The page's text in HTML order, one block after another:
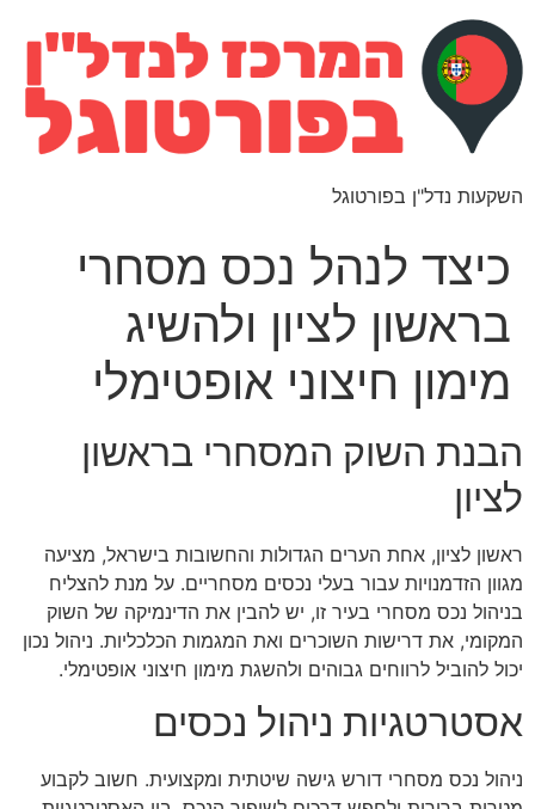
השקעות נדל"ן בפורטוגל
כיצד לנהל נכס מסחרי
בראשון לציון ולהשיג
מימון חיצוני אופטימלי
הבנת השוק המסחרי בראשון
לציון
ראשון לציון, אחת הערים הגדולות והחשובות בישראל, מציעה
מגוון הזדמנויות עבור בעלי נכסים מסחריים. על מנת להצליח
בניהול נכס מסחרי בעיר זו, יש להבין את הדינמיקה של השוק
המקומי, את דרישות השוכרים ואת המגמות הכלכליות. ניהול נכון
יכול להוביל לרווחים גבוהים ולהשגת מימון חיצוני אופטימלי.
אסטרטגיות ניהול נכסים
ניהול נכס מסחרי דורש גישה שיטתית ומקצועית. חשוב לקבוע